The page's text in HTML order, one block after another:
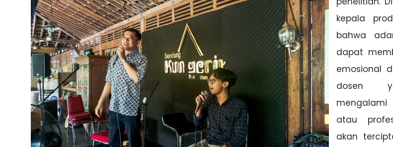
kepala
bahwa
dapat
emosional
dosen
mengalami
atau
akan